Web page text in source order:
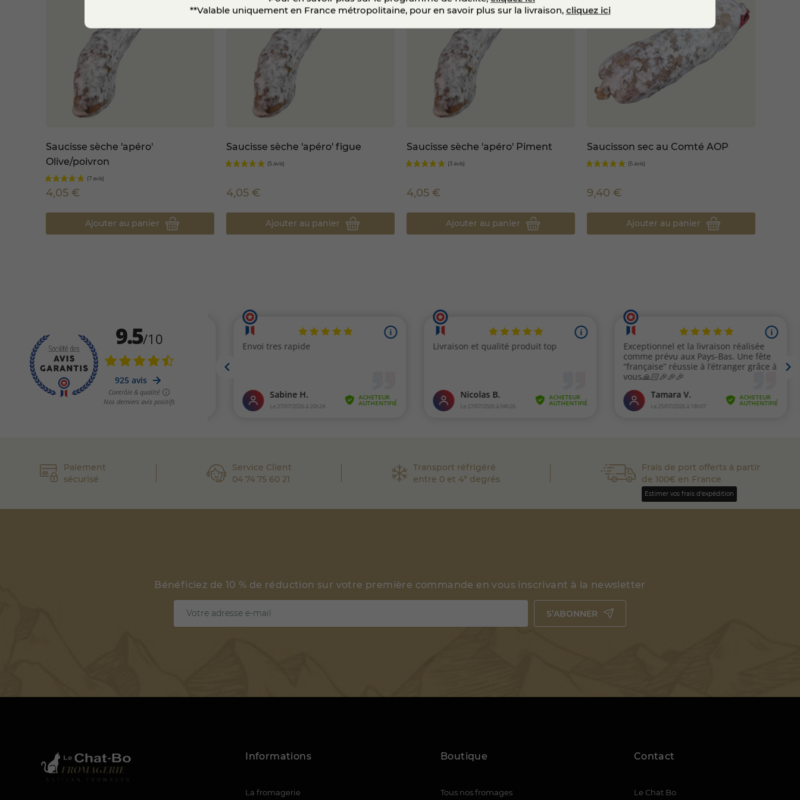
sélection de produits choisis pour leur origine, leur méthode de fabrication et leur qualité constante. Il s’adresse aux
consommateurs souhaitant privilégier des produits fermiers, traçables et respectueux des traditions.
En choisissant ce saucisson, vous optez pour une charcuterie issue d’un circuit maîtrisé
, mettant en valeur le travail des
éleveurs et artisans de l’Ain, tout en bénéficiant d’un produit authentique, équilibré et fidèle à son terroir.
Saucisse sèche 'apéro'
Olive/poivron
4,05 €
Ajouter au panier
Saucisse sèche 'apéro' figue
4,05 €
Ajouter au panier
Saucisse sèche 'apéro' Piment
4,05 €
Ajouter au panier
Saucisson sec au Comté AOP
9,40 €
Ajouter au panier
Paiement
sécurisé
Service Client
04 74 75 60 21
Transport réfrigéré
entre 0 et 4° degrés
Frais de port offerts à partir
de 100€ en France
Estimer vos frais d'expédition
Bénéficiez de 10 % de réduction sur votre première commande en vous inscrivant à la newsletter
S’ABONNER
Informations
La fromagerie
Boutique
Tous nos fromages
Contact
Le Chat Bo
**Valable uniquement en France métropolitaine, pour en savoir plus sur la livraison, cliquez ici